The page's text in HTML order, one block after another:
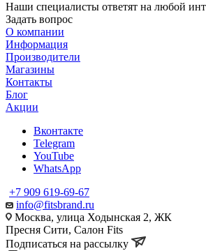
Наши специалисты ответят на любой
Задать вопрос
О компании
Информация
Производители
Магазины
Контакты
Блог
Акции
Вконтакте
Telegram
YouTube
WhatsApp
+7 909 619-69-67
info@fitsbrand.ru
Москва, улица Ходынская 2, ЖК
Пресня Сити, Салон Fits
Подписаться на рассылку